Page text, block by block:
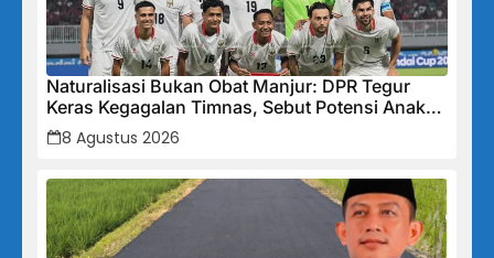
Naturalisasi Bukan Obat Manjur: DPR Tegur
Keras Kegagalan Timnas, Sebut Potensi Anak
Bangsa Terabaikan Demi “Jalan Pintas”
8 Agustus 2026